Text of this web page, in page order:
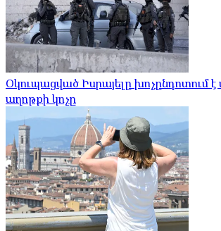
Օկուպացված Իսրայելը խոչընդոտում
աղոթքի կոչը